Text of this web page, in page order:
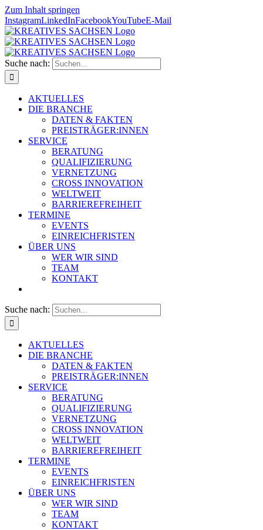
Zum Inhalt springen
InstagramLinkedInFacebookYouTubeE-Mail
Suche nach:
AKTUELLES
DIE BRANCHE
DATEN & FAKTEN
PREISTRÄGER:INNEN
SERVICE
BERATUNG
QUALIFIZIERUNG
VERNETZUNG
CROSS INNOVATION
WELTWEIT
BARRIEREFREIHEIT
TERMINE
EVENTS
EINREICHFRISTEN
ÜBER UNS
WER WIR SIND
TEAM
KONTAKT
Suche nach:
AKTUELLES
DIE BRANCHE
DATEN & FAKTEN
PREISTRÄGER:INNEN
SERVICE
BERATUNG
QUALIFIZIERUNG
VERNETZUNG
CROSS INNOVATION
WELTWEIT
BARRIEREFREIHEIT
TERMINE
EVENTS
EINREICHFRISTEN
ÜBER UNS
WER WIR SIND
TEAM
KONTAKT